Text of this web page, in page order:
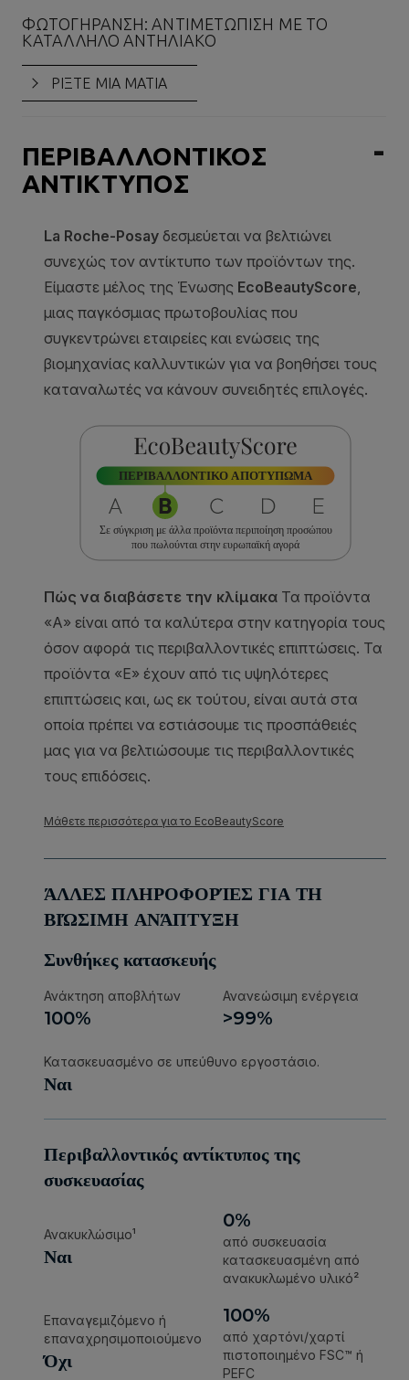
ΦΩΤΟΓΉΡΑΝΣΗ: ΑΝΤΙΜΕΤΏΠΙΣΗ ΜΕ ΤΟ
ΚΑΤΆΛΛΗΛΟ ΑΝΤΗΛΙΑΚΌ
ΡΙΞΤΕ ΜΙΑ ΜΑΤΙΑ
ΠΕΡΙΒΑΛΛΟΝΤΙΚΟΣ
ΑΝΤΙΚΤΥΠΟΣ